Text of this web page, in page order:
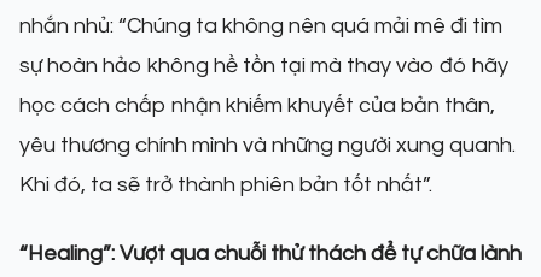
nhắn nhủ: “Chúng ta không nên quá mải mê đi tìm
sự hoàn hảo không hề tồn tại mà thay vào đó hãy
học cách chấp nhận khiếm khuyết của bản thân,
yêu thương chính mình và những người xung quanh.
Khi đó, ta sẽ trở thành phiên bản tốt nhất”.
“Healing”: Vượt qua chuỗi thử thách để tự chữa lành